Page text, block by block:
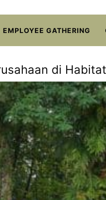
EMPLOYEE GATHERING
di